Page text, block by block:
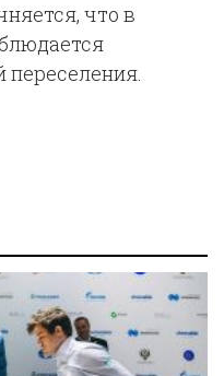
что в
переселения.